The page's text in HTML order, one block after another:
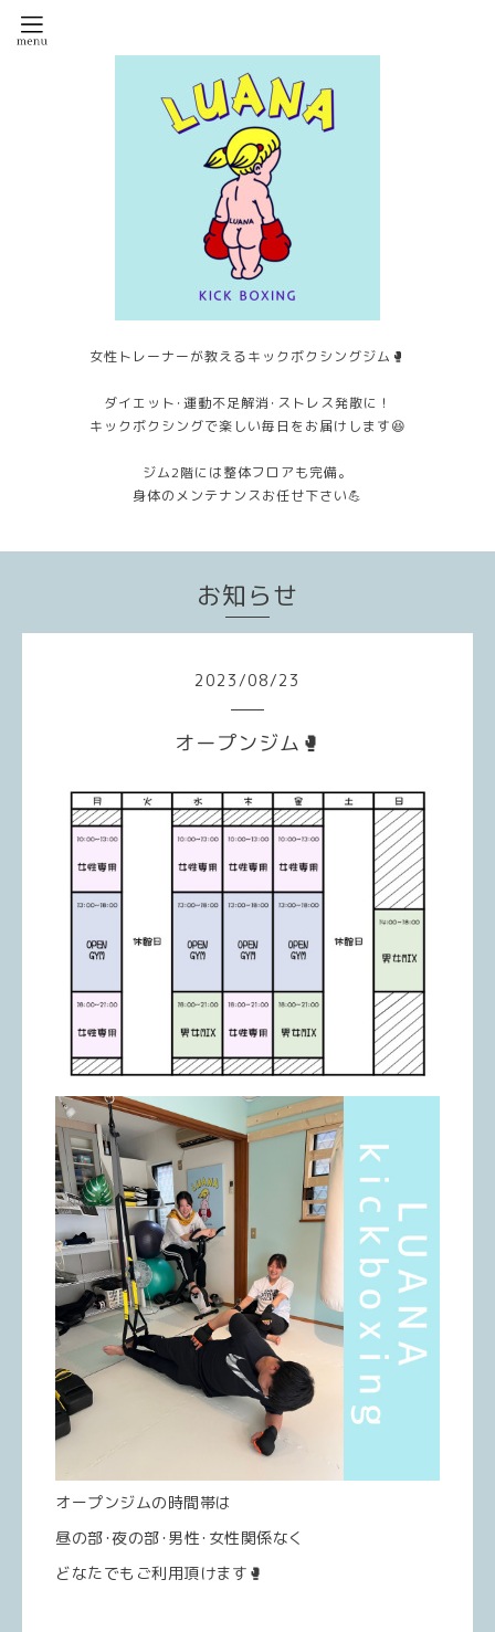
女性トレーナーが教えるキックボクシングジム🥊
ダイエット･運動不足解消･ストレス発散に！
キックボクシングで楽しい毎日をお届けします😆
ジム2階には整体フロアも完備。
身体のメンテナンスお任せ下さい💪
お知らせ
2023/08/23
オープンジム🥊
オープンジムの時間帯は
昼の部･夜の部･男性･女性関係なく
どなたでもご利用頂けます🥊